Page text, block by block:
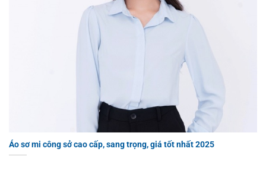
Áo sơ mi công sở cao cấp, sang trọng, giá tốt nhất 2025